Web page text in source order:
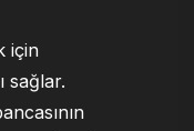
için
sağlar.